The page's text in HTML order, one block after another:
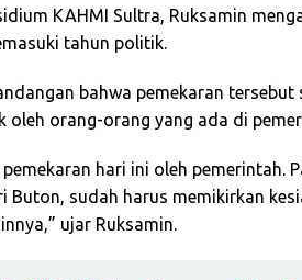
KAHMI Sultra, Ruksamin
tahun politik.
bahwa pemekaran
oleh orang-orang yang ada di
pemekaran hari ini oleh pemerintah.
Buton, sudah harus memikirkan
ujar Ruksamin.